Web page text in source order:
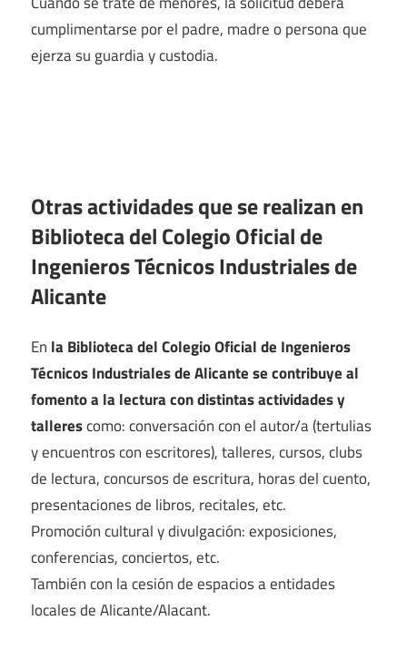
cumplimentarse por el padre, madre o persona que
ejerza su guardia y custodia.
Otras actividades que se realizan en
Biblioteca del Colegio Oficial de
Ingenieros Técnicos Industriales de
Alicante
En la Biblioteca del Colegio Oficial de Ingenieros
Técnicos Industriales de Alicante se contribuye al
fomento a la lectura con distintas actividades y
tallerescomo: conversación con el autor/a (tertulias
y encuentros con escritores), talleres, cursos, clubs
de lectura, concursos de escritura, horas del cuento,
presentaciones de libros, recitales, etc.
Promoción cultural y divulgación: exposiciones,
conferencias, conciertos, etc.
También con la cesión de espacios a entidades
locales de Alicante/Alacant.